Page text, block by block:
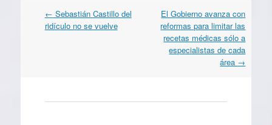
Navegación
por
← Sebastián Castillo del
ridículo no se vuelve
El Gobierno avanza con
reformas para limitar las
recetas médicas sólo a
especialistas de cada
área →